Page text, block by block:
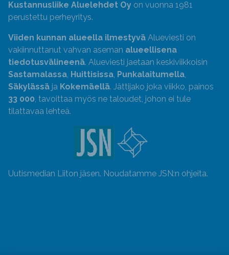
Kustannusliike Aluelehdet Oy on vuonna 1981
perustettu perheyritys.
Viiden kunnan alueella ilmestyvä Alueviesti on
vakiinnuttanut vahvan aseman alueellisena
tiedotusvälineenä. Alueviesti jaetaan keskiviikkoisin
Sastamalassa, Huittisissa, Punkalaitumella,
Säkylässä ja Kokemäellä. Jättijako joka viikko, painos
33 000, tavoittaa myös ne taloudet, johon ei tule
tilattavaa lehteä.
Uutismedian Liiton jäsen. Noudatamme JSN:n ohjeita.